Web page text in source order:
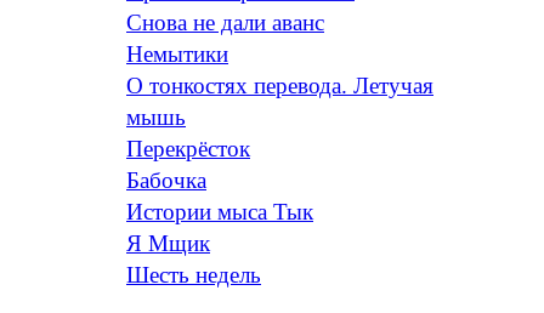
Снова не дали аванс
Немытики
О тонкостях перевода. Летучая
мышь
Перекрёсток
Бабочка
Истории мыса Тык
Я Мщик
Шесть недель